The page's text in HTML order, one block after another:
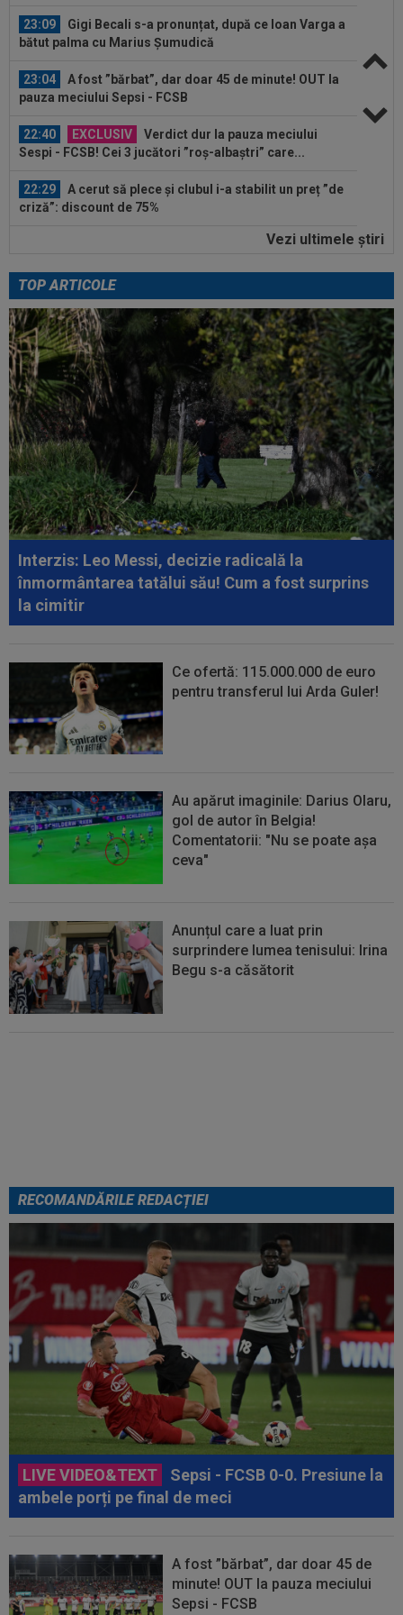
23:09
Gigi Becali s-a pronunțat, după ce Ioan Varga a
bătut palma cu Marius Șumudică
23:04
A fost ”bărbat”, dar doar 45 de minute! OUT la
pauza meciului Sepsi - FCSB
22:40 EXCLUSIV
Verdict dur la pauza meciului
Sespi - FCSB! Cei 3 jucători ”roș-albaștri” care...
22:29
A cerut să plece și clubul i-a stabilit un preț ”de
criză”: discount de 75%
Atacantul din SuperLiga ”mai bun decât
22:27
A fost la meciul din această etapă și nu s-a
putut abține: ”Să vă fie rușine...
23:11 VIDEO
Matei Popa, gafă uriașă în Sepsi -
FCSB
23:10 LIVE VIDEO&TEXT
Sepsi - FCSB 0-0.
Presiune la ambele porți pe final de meci
23:09
Gigi Becali s-a pronunțat, după ce Ioan Varga a
bătut palma cu Marius Șumudică
23:04
A fost ”bărbat”, dar doar 45 de minute! OUT la
pauza meciului Sepsi - FCSB
EXCLUSIV
Verdict dur la pauza meciului
Sespi - FCSB! Cei 3 jucători ”roș-albaștri” care...
Vezi ultimele ştiri
TOP ARTICOLE
Interzis: Leo Messi, decizie radicală la
înmormântarea tatălui său! Cum a fost surprins
la cimitir
Ce ofertă: 115.000.000 de euro
pentru transferul lui Arda Guler!
Au apărut imaginile: Darius Olaru,
gol de autor în Belgia!
Comentatorii: "Nu se poate așa
ceva"
Anunțul care a luat prin
surprindere lumea tenisului: Irina
Begu s-a căsătorit
RECOMANDĂRILE REDACȚIEI
LIVE VIDEO&TEXT
Sepsi - FCSB 0-0. Presiune la
ambele porți pe final de meci
A fost ”bărbat”, dar doar 45 de
minute! OUT la pauza meciului
Sepsi - FCSB